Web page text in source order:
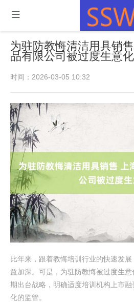
为驻防教悔清洁用具销
品有限公司被过度生意化
时间：2026-03-05 10:32
比年来，跟着教悔培训行业的快速发
益加深。可是，为驻防教悔被过度生
期出台战略，明确适度培训机构上市
化的监管。